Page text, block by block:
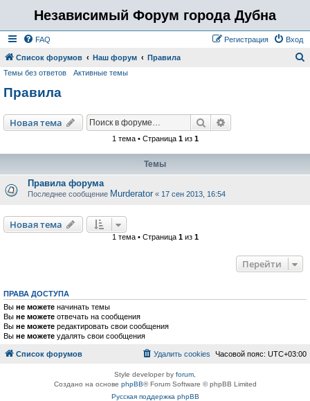
Независимый Форум города Дубна
FAQ Вход
Регистрация
Список форумов Наш форум Правила
Темы без ответов Активные темы
Правила
Новая тема Поиск
1 тема • Страница 1из 1
Темы
Правила форума
Последнее сообщение Murderator « 17 сен 2013, 16:54
Новая тема
1 тема • Страница 1из 1
Перейти
ПРАВА ДОСТУПА
Вы не можете начинать темы
Вы не можете отвечать на сообщения
Вы не можете редактировать свои сообщения
Вы не можете удалять свои сообщения
Список форумов Часовой пояс: UTC+03:00
Удалить cookies
Style developer by forum
Создано на основе phpBB® Forum Software © phpBB Limited
Русская поддержка phpBB